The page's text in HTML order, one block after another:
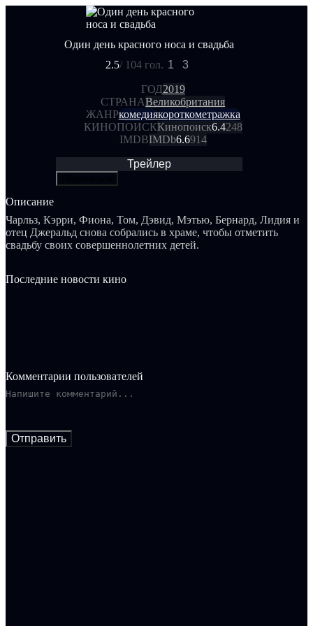
Один день красного носа и свадьба
2.5/ 104 гол. 1 3
ГОД2019
СТРАНАВеликобритания
ЖАНРкомедиякороткометражка
КИНОПОИСККинопоиск6.4248
IMDBIMDb6.6914
Трейлер
Описание
Чарльз, Кэрри, Фиона, Том, Дэвид, Мэтью, Бернард, Лидия и
отец Джеральд снова собрались в храме, чтобы отметить
свадьбу своих совершеннолетних детей.
Последние новости кино
Комментарии пользователей
Отправить